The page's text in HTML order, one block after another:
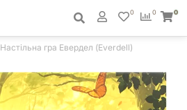
0
0 0
Настільна гра Евердел (Everdell)